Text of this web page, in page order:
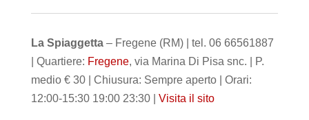
La Spiaggetta– Fregene (RM) | tel. 06 66561887
| Quartiere: Fregene, via Marina Di Pisa snc. | P.
medio € 30 | Chiusura: Sempre aperto | Orari:
12:00-15:30 19:00 23:30 | Visita il sito